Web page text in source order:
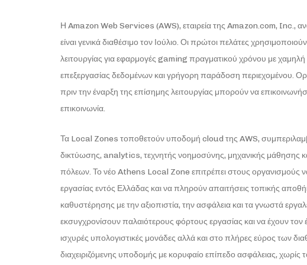
Η Amazon Web Services (AWS), εταιρεία της Amazon.com, Inc.,
είναι γενικά διαθέσιμο τον Ιούλιο. Οι πρώτοι πελάτες
λειτουργίας για εφαρμογές gaming πραγματικού χρόνου με
επεξεργασίας δεδομένων και γρήγορη παράδοση περιεχομένου.
πριν την έναρξη της επίσημης λειτουργίας μπορούν να
επικοινωνία.
Τα Local Zones τοποθετούν υποδομή cloud της AWS,
δικτύωσης, analytics, τεχνητής νοημοσύνης, μηχανικής μάθησης
πόλεων. Το νέο Athens Local Zone επιτρέπει στους οργανισμούς
εργασίας εντός Ελλάδας και να πληρούν απαιτήσεις τοπικής
καθυστέρησης με την αξιοπιστία, την ασφάλεια και τα γνωστά
εκσυγχρονίσουν παλαιότερους φόρτους εργασίας και να έχουν
ισχυρές υπολογιστικές μονάδες αλλά και στο πλήρες εύρος των
διαχειριζόμενης υποδομής με κορυφαίο επίπεδο ασφάλειας, χωρίς